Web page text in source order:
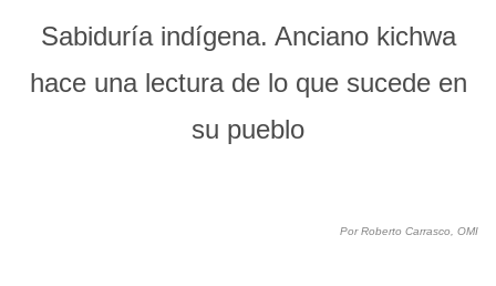
Sabiduría indígena. Anciano kichwa
hace una lectura de lo que sucede en
su pueblo
Por Roberto Carrasco, OMI